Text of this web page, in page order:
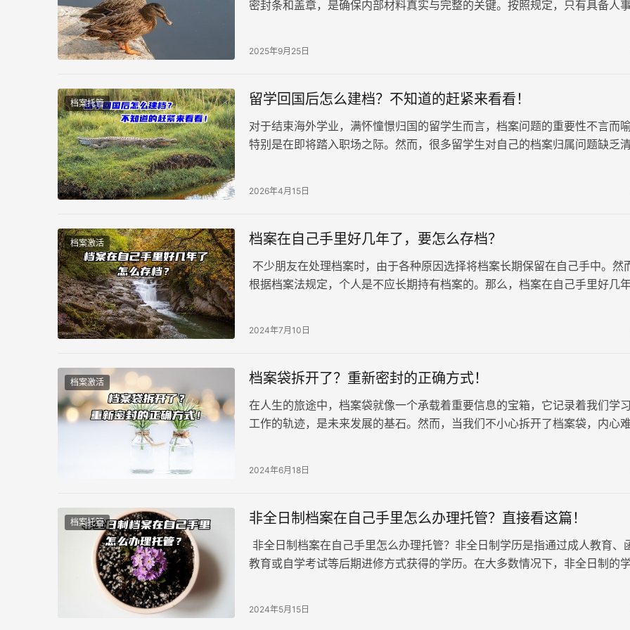
密封条和盖章，是确保内部材料真实与完整的关键。按照规定，只有具备人
2025年9月25日
档案托管 留学回国后怎么建档？不知道的赶紧来看看！
对于结束海外学业，满怀憧憬归国的留学生而言，档案问题的重要性不言而喻
特别是在即将踏入职场之际。然而，很多留学生对自己的档案归属问题缺乏
2026年4月15日
档案激活 档案在自己手里好几年了，要怎么存档？
不少朋友在处理档案时，由于各种原因选择将档案长期保留在自己手中。然
根据档案法规定，个人是不应长期持有档案的。那么，档案在自己手里好几
2024年7月10日
档案激活 档案袋拆开了？重新密封的正确方式！
在人生的旅途中，档案袋就像一个承载着重要信息的宝箱，它记录着我们学习
工作的轨迹，是未来发展的基石。然而，当我们不小心拆开了档案袋，内心
脱焦虑，轻松应对！
2024年6月18日
档案托管 非全日制档案在自己手里怎么办理托管？直接看这篇！
非全日制档案在自己手里怎么办理托管？非全日制学历是指通过成人教育、
教育或自学考试等后期进修方式获得的学历。在大多数情况下，非全日制的
2024年5月15日